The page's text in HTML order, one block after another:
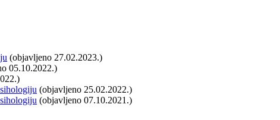
(objavljeno 27.02.2023.)
05.10.2022.)
(objavljeno 25.02.2022.)
(objavljeno 07.10.2021.)